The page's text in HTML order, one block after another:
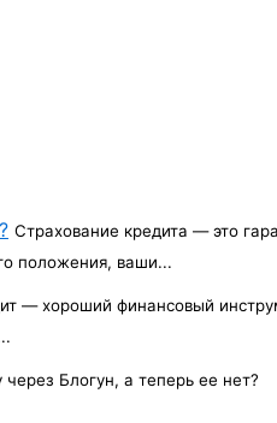
Страхование кредита — это
положения, ваши...
— хороший финансовый
Блогун, а теперь ее нет?